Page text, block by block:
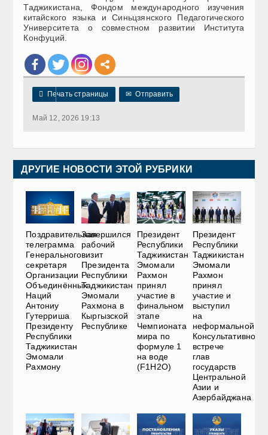
Таджикистана, Фондом международного изучения
китайского языка и Синьцзянского Педагогического
Университета о совместном развитии Института
Конфуций.
 Печать страницы ✉ Отправить
Май 12, 2026 19:13
ДРУГИЕ НОВОСТИ ЭТОЙ РУБРИКИ
Поздравительная
телеграмма
Генерального
секретаря
Организации
Объединённых
Наций
Антониу
Гутерриша
Президенту
Республики
Таджикистан
Эмомали
Рахмону
Завершился
рабочий
визит
Президента
Республики
Таджикистан
Эмомали
Рахмона в
Кыргызской
Республике
Президент
Республики
Таджикистан
Эмомали
Рахмон
принял
участие в
финальном
этапе
Чемпионата
мира по
формуле 1
на воде
(F1H2O)
Президент
Республики
Таджикистан
Эмомали
Рахмон
принял
участие и
выступил
на
неформальной
Консультативной
встрече
глав
государств
Центральной
Азии и
Азербайджана